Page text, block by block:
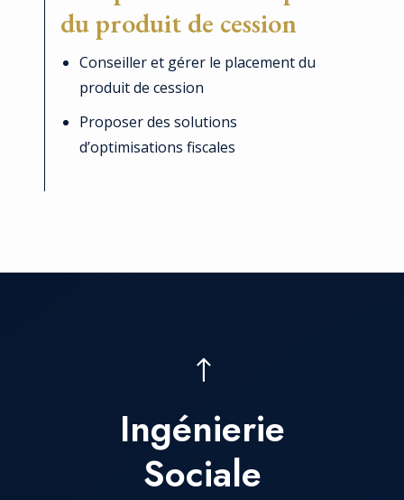
du produit de cession
Conseiller et gérer le placement du
produit de cession
Proposer des solutions
d’optimisations fiscales
Ingénierie
Sociale